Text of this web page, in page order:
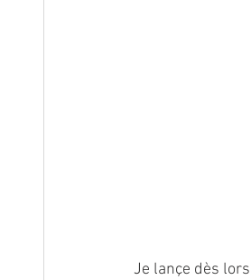
Je lançe dès